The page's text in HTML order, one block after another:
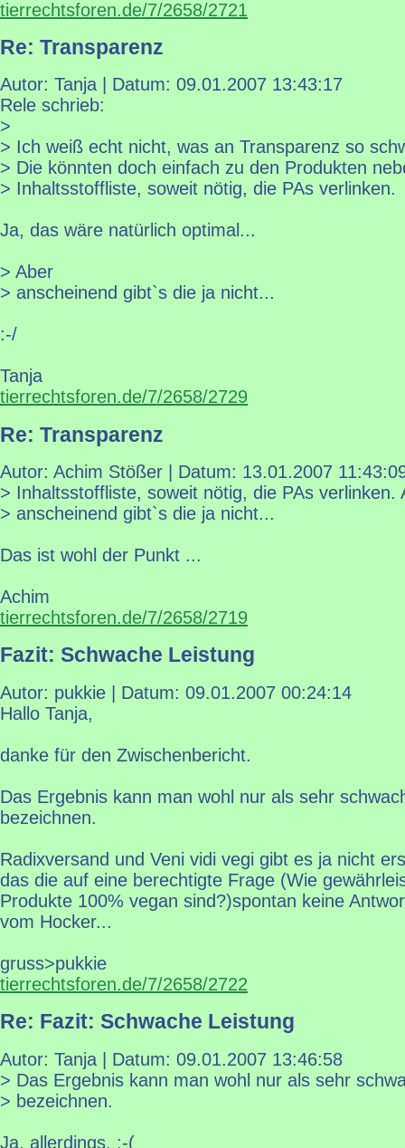
tierrechtsforen.de/7/2658/2721
Re: Transparenz
Autor: Tanja | Datum: 09.01.2007 13:43:17
Rele schrieb:
>
> Ich weiß echt nicht, was an Transparenz so
> Die könnten doch einfach zu den Produkten
> Inhaltsstoffliste, soweit nötig, die PAs verlinken.
Ja, das wäre natürlich optimal...
> Aber
> anscheinend gibt`s die ja nicht...
:-/
Tanja
tierrechtsforen.de/7/2658/2729
Re: Transparenz
Autor: Achim Stößer | Datum: 13.01.2007
> Inhaltsstoffliste, soweit nötig, die PAs verlinken.
> anscheinend gibt`s die ja nicht...
Das ist wohl der Punkt ...
Achim
tierrechtsforen.de/7/2658/2719
Fazit: Schwache Leistung
Autor: pukkie | Datum: 09.01.2007 00:24:14
Hallo Tanja,
danke für den Zwischenbericht.
Das Ergebnis kann man wohl nur als sehr
bezeichnen.
Radixversand und Veni vidi vegi gibt es ja nicht
das die auf eine berechtigte Frage (Wie
Produkte 100% vegan sind?)spontan keine
vom Hocker...
gruss>pukkie
tierrechtsforen.de/7/2658/2722
Re: Fazit: Schwache Leistung
Autor: Tanja | Datum: 09.01.2007 13:46:58
> Das Ergebnis kann man wohl nur als sehr
> bezeichnen.
Ja, allerdings. :-(